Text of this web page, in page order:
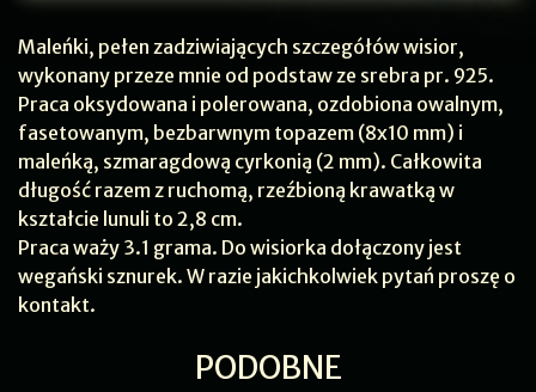
Maleńki, pełen zadziwiających szczegółów wisior,
wykonany przeze mnie od podstaw ze srebra pr. 925.
Praca oksydowana i polerowana, ozdobiona owalnym,
fasetowanym, bezbarwnym topazem (8x10 mm) i
maleńką, szmaragdową cyrkonią (2 mm). Całkowita
długość razem z ruchomą, rzeźbioną krawatką w
kształcie lunuli to 2,8 cm.
Praca waży 3.1 grama. Do wisiorka dołączony jest
wegański sznurek. W razie jakichkolwiek pytań proszę o
kontakt.
PODOBNE